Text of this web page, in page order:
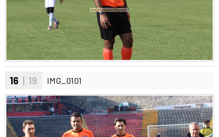
16 | 19 IMG_0101